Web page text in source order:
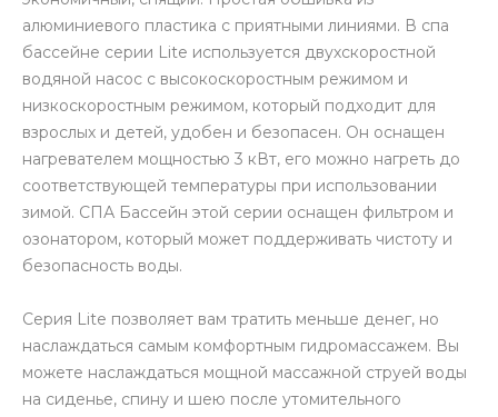
алюминиевого пластика с приятными линиями. В спа
бассейне серии Lite используется двухскоростной
водяной насос с высокоскоростным режимом и
низкоскоростным режимом, который подходит для
взрослых и детей, удобен и безопасен. Он оснащен
нагревателем мощностью 3 кВт, его можно нагреть до
соответствующей температуры при использовании
зимой. СПА Бассейн этой серии оснащен фильтром и
озонатором, который может поддерживать чистоту и
безопасность воды.
Серия Lite позволяет вам тратить меньше денег, но
наслаждаться самым комфортным гидромассажем. Вы
можете наслаждаться мощной массажной струей воды
на сиденье, спину и шею после утомительного